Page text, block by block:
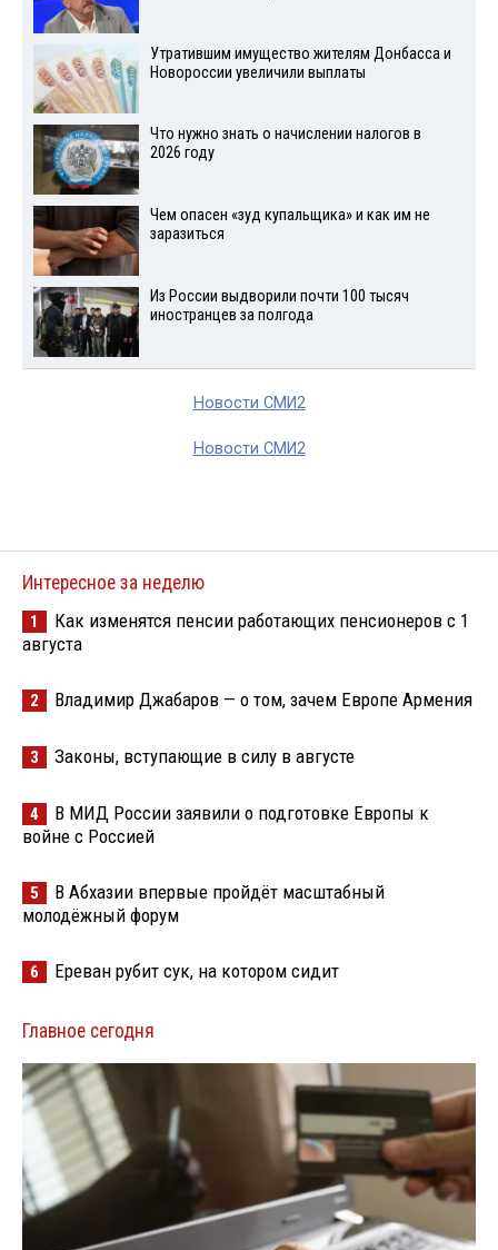
Утратившим имущество жителям Донбасса и
Новороссии увеличили выплаты
Что нужно знать о начислении налогов в
2026 году
Чем опасен «зуд купальщика» и как им не
заразиться
Из России выдворили почти 100 тысяч
иностранцев за полгода
Новости СМИ2
Новости СМИ2
Интересное за неделю
1
Как изменятся пенсии работающих пенсионеров с 1
августа
2 Владимир Джабаров — о том, зачем Европе Армения
3 Законы, вступающие в силу в августе
4
В МИД России заявили о подготовке Европы к
войне с Россией
5
В Абхазии впервые пройдёт масштабный
молодёжный форум
6 Ереван рубит сук, на котором сидит
Главное сегодня